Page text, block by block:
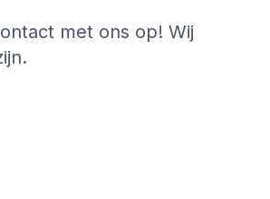
met ons op! Wij